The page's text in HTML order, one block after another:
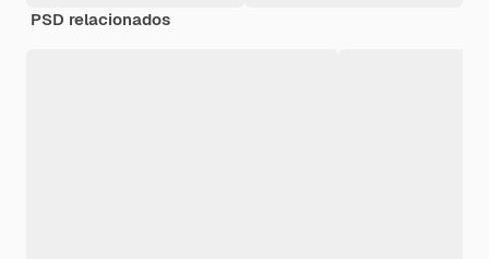
PSD relacionados